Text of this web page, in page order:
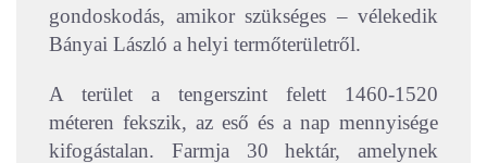
gondoskodás, amikor szükséges – vélekedik
Bányai László a helyi termőterületről.
A terület a tengerszint felett 1460-1520
méteren fekszik, az eső és a nap mennyisége
kifogástalan. Farmja 30 hektár, amelynek